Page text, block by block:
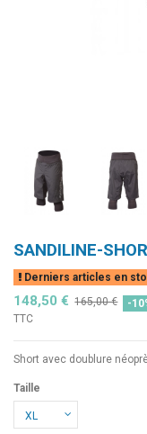
SANDILINE-
Derniers articles en
148,50 € 165,00 €
-
TTC
Short avec doublure
Taille